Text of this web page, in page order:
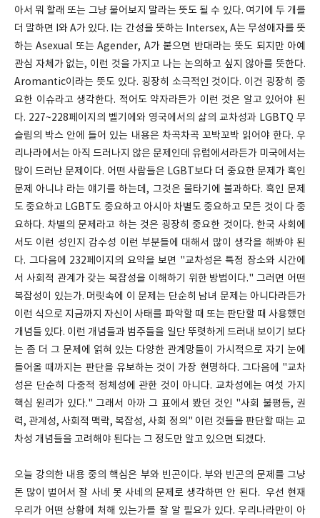
아서 뭐 할래 또는 그냥 물어보지 말라는 뜻도 될 수 있다. 여기에 두 개를
더 말하면 I와 A가 있다. I는 간성을 뜻하는 Intersex, A는 무성애자를 뜻
하는 Asexual 또는 Agender, A가 붙으면 반대라는 뜻도 되지만 아예
관심 자체가 없는, 이런 것을 가지고 나는 논의하고 싶지 않아를 뜻한다.
Aromantic이라는 뜻도 있다. 굉장히 소극적인 것이다. 이건 굉장히 중
요한 이슈라고 생각한다. 적어도 약자라든가 이런 것은 알고 있어야 된
다. 227~228페이지의 벨기에와 영국에서의 삶의 교차성과 LGBTQ 무
슬림의 박스 안에 들어 있는 내용은 차곡차곡 꼬박꼬박 읽어야 한다. 우
리나라에서는 아직 드러나지 않은 문제인데 유럽에서라든가 미국에서는
많이 드러난 문제이다. 어떤 사람들은 LGBT보다 더 중요한 문제가 흑인
문제 아니냐 라는 얘기를 하는데, 그것은 물타기에 불과하다. 흑인 문제
도 중요하고 LGBT도 중요하고 아시아 차별도 중요하고 모든 것이 다 중
요하다. 차별의 문제라고 하는 것은 굉장히 중요한 것이다. 한국 사회에
서도 이런 성인지 감수성 이런 부분들에 대해서 많이 생각을 해봐야 된
다. 그다음에 232페이지의 요약을 보면 "교차성은 특정 장소와 시간에
서 사회적 관계가 갖는 복잡성을 이해하기 위한 방법이다." 그러면 어떤
복잡성이 있는가. 머릿속에 이 문제는 단순히 남녀 문제는 아니다라든가
이런 식으로 지금까지 자신이 사태를 파악할 때 또는 판단할 때 사용했던
개념들 있다. 이런 개념들과 범주들을 일단 뚜렷하게 드러내 보이기 보다
는 좀 더 그 문제에 얽혀 있는 다양한 관계망들이 가시적으로 자기 눈에
들어올 때까지는 판단을 유보하는 것이 가장 현명하다. 그다음에 "교차
성은 단순히 다중적 정체성에 관한 것이 아니다. 교차성에는 여섯 가지
핵심 원리가 있다." 그래서 아까 그 표에서 봤던 것인 "사회 불평등, 권
력, 관계성, 사회적 맥락, 복잡성, 사회 정의" 이런 것들을 판단할 때는 교
차성 개념들을 고려해야 된다는 그 정도만 알고 있으면 되겠다.
오늘 강의한 내용 중의 핵심은 부와 빈곤이다. 부와 빈곤의 문제를 그냥
돈 많이 벌어서 잘 사네 못 사네의 문제로 생각하면 안 된다. 우선 현재
우리가 어떤 상황에 처해 있는가를 잘 알 필요가 있다. 우리나라만이 아